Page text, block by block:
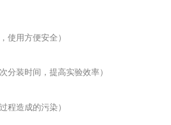
使用方便安全）
分装时间，提高实验效率）
程造成的污染）